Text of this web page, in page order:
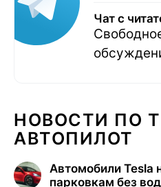
Чат с
НОВОСТИ ПО
АВТОПИЛОТ
Автомобили Tesla
парковкам без